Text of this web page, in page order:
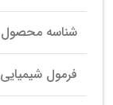
شناسه محصول
فرمول شیمیایی